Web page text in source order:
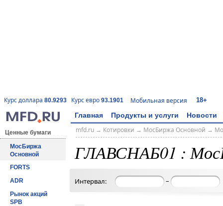
Курс доллара 80.9293 Курс евро 93.1901 Мобильная версия 18+
Главная Продукты и услуги Новости
Ценные бумаги
МосБиржа
Основной
FORTS
ADR
Рынок акций
SPB
mfd.ru→ Котировки → МосБиржа Основной →
ГЛАВСНАБ01 :
Интервал: –